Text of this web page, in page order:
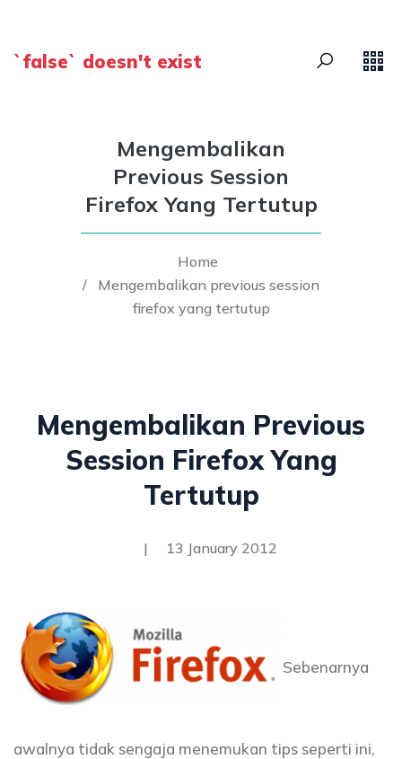
`false` doesn't exist
Mengembalikan
Previous Session
Firefox Yang Tertutup
Home
/ Mengembalikan previous session
firefox yang tertutup
Mengembalikan Previous
Session Firefox Yang
Tertutup
| 13 January 2012
Sebenarnya
awalnya tidak sengaja menemukan tips seperti ini,